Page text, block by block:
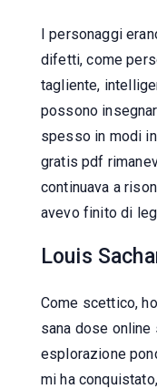
I personaggi
difetti, come
tagliente,
possono
spesso in modi
gratis pdf
continuava a
avevo finito di
Louis
Come scettico,
sana dose
esplorazione
mi ha